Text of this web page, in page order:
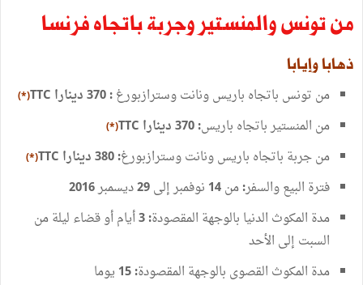
من تونس والمنستير وجربة باتجاه فرنسا
ذهاباوإيابا
من تونس باتجاه باريسونانتوسترازبورغ :
370 دينارا TTC
(
*)
من المنستيرباتجاه باريس: 370 دينارا TTC
(
*)
منجربة باتجاه باريسونانتوسترازبورغ: دينارا TTC
(
*)
فترة البيعوالسفر: من نوفمبرإلى ديسمبر
مدة المكوث الدنيا بالوجهة المقصودة: 3 أيامأوقضاء ليلةمن
السبت إلى الأحد
مدة المكوث القصوى بالوجهة المقصودة: 15
يوما